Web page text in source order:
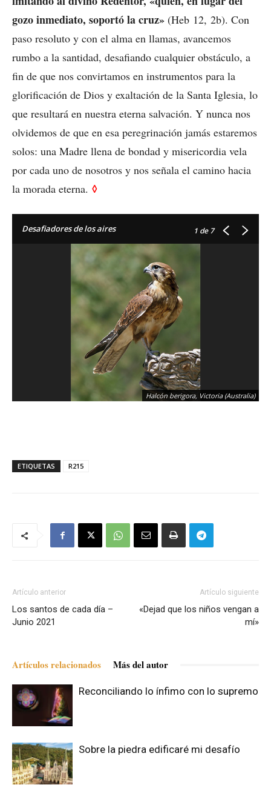
gozo inmediato, soportó la cruz» (Heb 12, 2b). Con
paso resoluto y con el alma en llamas, avancemos
rumbo a la santidad, desafiando cualquier obstáculo, a
fin de que nos convirtamos en instrumentos para la
glorificación de Dios y exaltación de la Santa Iglesia, lo
que resultará en nuestra eterna salvación. Y nunca nos
olvidemos de que en esa peregrinación jamás estaremos
solos: una Madre llena de bondad y misericordia vela
por cada uno de nosotros y nos señala el camino hacia
la morada eterna. ◊
Desafiadores de los aires 1 de 7
Halcón berigora, Victoria (Australia)
ETIQUETAS R215
Artículo anterior
Los santos de cada día –
Junio 2021
Artículo siguiente
«Dejad que los niños vengan a
mí»
Artículos relacionados Más del autor
Reconciliando lo ínfimo con lo supremo
Sobre la piedra edificaré mi desafío